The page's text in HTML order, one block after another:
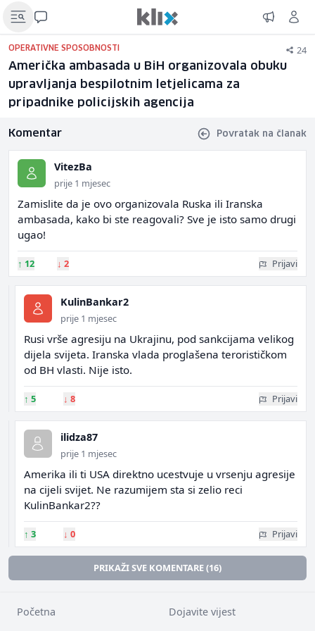
OPERATIVNE SPOSOBNOSTI 24
Američka ambasada u BiH organizovala obuku
upravljanja bespilotnim letjelicama za
pripadnike policijskih agencija
Komentar Povratak na članak
VitezBa
prije 1 mjesec
Zamislite da je ovo organizovala Ruska ili Iranska
ambasada, kako bi ste reagovali? Sve je isto samo drugi
ugao!
↑ 12 ↓ 2 Prijavi
KulinBankar2
prije 1 mjesec
Rusi vrše agresiju na Ukrajinu, pod sankcijama velikog
dijela svijeta. Iranska vlada proglašena terorističkom
od BH vlasti. Nije isto.
↑ 5 ↓ 8 Prijavi
ilidza87
prije 1 mjesec
Amerika ili ti USA direktno ucestvuje u vrsenju agresije
na cijeli svijet. Ne razumijem sta si zelio reci
KulinBankar2??
↑ 3 ↓ 0 Prijavi
PRIKAŽI SVE KOMENTARE (16)
Početna Dojavite vijest